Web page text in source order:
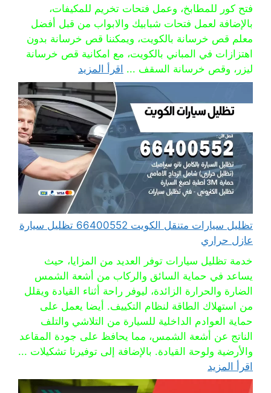
فتح كور للمطابخ، وعمل فتحات تخريم للمكيفات،
بالإضافة لعمل فتحات شبابيك والابواب من قبل أفضل
معلم قص خرسانة بالكويت، ويمكننا قص خرسانة بدون
اهتزازات في المباني بالكويت، مع امكانية قص خرسانة
ليزر، وقص خرسانة السقف ... اقرأ المزيد
تظليل سيارات متنقل الكويت 66400552 تظليل سيارة
عازل حراري
خدمة تظليل سيارات توفر العديد من المزايا، حيث
يساعد في حماية السائق والركاب من أشعة الشمس
الضارة والحرارة الزائدة، ليوفر راحة أثناء القيادة ويقلل
من استهلاك الطاقة لنظام التكييف. أيضا يعمل على
حماية العوادم الداخلية للسيارة من التلاشي والتلف
الناتج عن أشعة الشمس، مما يحافظ على جودة المقاعد
والأرضية ولوحة القيادة. بالإضافة إلى توفيرنا تشكيلات ...
اقرأ المزيد